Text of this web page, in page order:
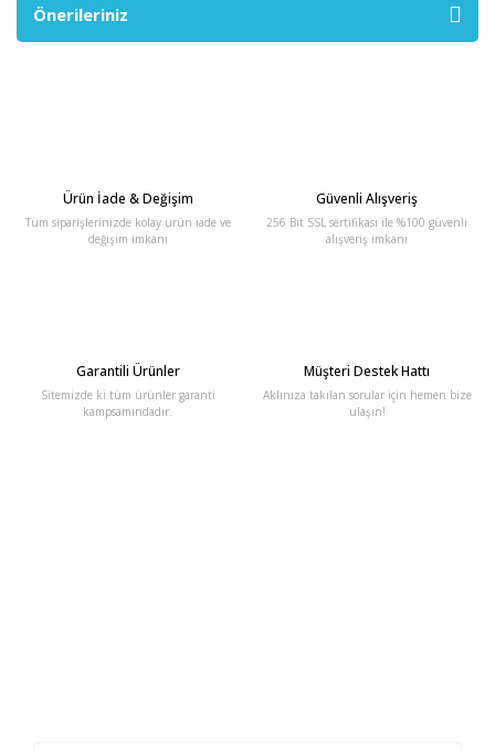
Önerileriniz
Ürün İade & Değişim
Tüm siparişlerinizde kolay ürün iade ve
değişim imkanı
Güvenli Alışveriş
256 Bit SSL sertifikası ile %100 güvenli
alışveriş imkanı
Garantili Ürünler
Sitemizde ki tüm ürünler garanti
kampsamındadır.
Müşteri Destek Hattı
Aklınıza takılan sorular için hemen bize
ulaşın!